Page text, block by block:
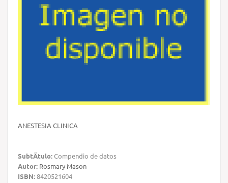
ANESTESIA CLINICA
SubtÃ­tulo:Compendio de datos
Autor: Rosmary Mason
ISBN:8420521604